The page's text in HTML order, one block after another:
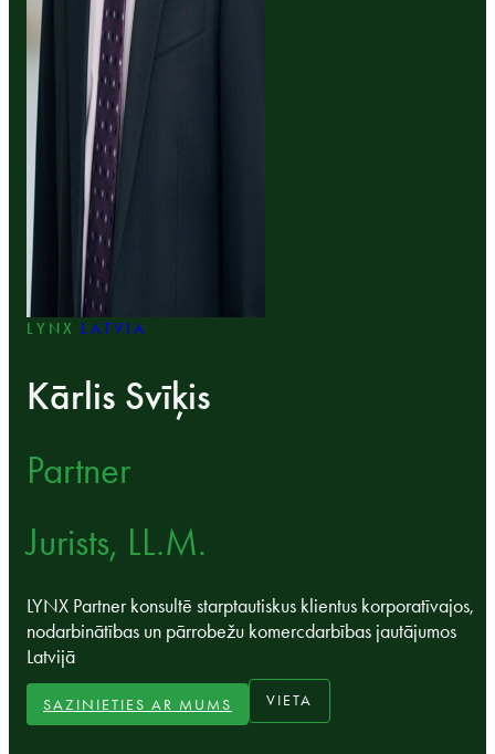
LYNX LATVIA
Kārlis Svīķis
Partner
Jurists, LL.M.
LYNX Partner konsultē starptautiskus klientus korporatīvajos,
nodarbinātības un pārrobežu komercdarbības jautājumos
Latvijā
SAZINIETIES AR MUMS VIETA